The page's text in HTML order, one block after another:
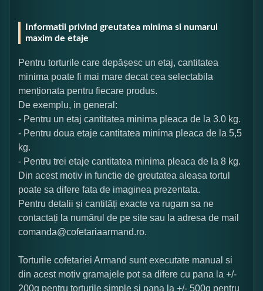
Informatii privind greutatea minima si numarul
maxim de etaje
Pentru torturile care depășesc un etaj, cantitatea
minima poate fi mai mare decat cea selectabila
menționata pentru fiecare produs.
De exemplu, in general:
- Pentru un etaj cantitatea minima pleaca de la 3.0 kg.
- Pentru doua etaje cantitatea minima pleaca de la 5,5
kg.
- Pentru trei etaje cantitatea minima pleaca de la 8 kg.
Din acest motiv in functie de greutatea aleasa tortul
poate sa difere fata de imaginea prezentata.
Pentru detalii și cantități exacte va rugam sa ne
contactați la numărul de pe site sau la adresa de mail
comanda@cofetariaarmand.ro.
Torturile cofetariei Armand sunt executate manual si
din acest motiv gramajele pot sa difere cu pana la +/-
200g pentru torturile simple si pana la +/- 500g pentru